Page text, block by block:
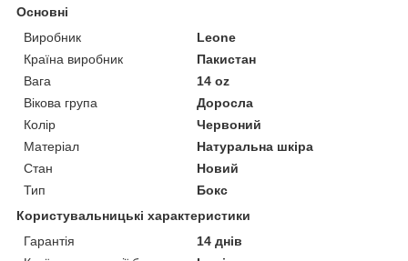
Основні
Виробник
Leone
Країна виробник
Пакистан
Вага
14 oz
Вікова група
Доросла
Колір
Червоний
Матеріал
Натуральна шкіра
Стан
Новий
Тип
Бокс
Користувальницькі характеристики
Гарантія
14 днів